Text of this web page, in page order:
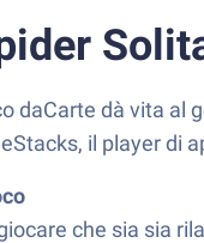
daCarte dà vita al
il player di
che sia sia